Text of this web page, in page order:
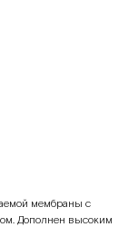
мембраны с
Дополнен высоким